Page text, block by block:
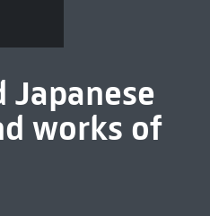
Japanese
works of